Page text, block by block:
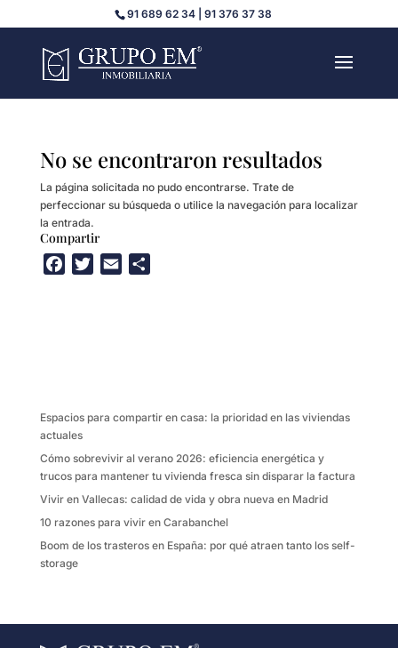
91 689 62 34 | 91 376 37 38
No se encontraron resultados
La página solicitada no pudo encontrarse. Trate de
perfeccionar su búsqueda o utilice la navegación para localizar
la entrada.
Compartir
k
i
Espacios para compartir en casa: la prioridad en las viviendas
actuales
Cómo sobrevivir al verano 2026: eficiencia energética y
trucos para mantener tu vivienda fresca sin disparar la factura
Vivir en Vallecas: calidad de vida y obra nueva en Madrid
10 razones para vivir en Carabanchel
Boom de los trasteros en España: por qué atraen tanto los self-
storage